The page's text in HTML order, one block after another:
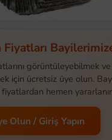
Fiyatları
görüntüleyebilmek
için ücretsiz üye olun.
fiyatlardan hemen
Olun / Giriş Yapın